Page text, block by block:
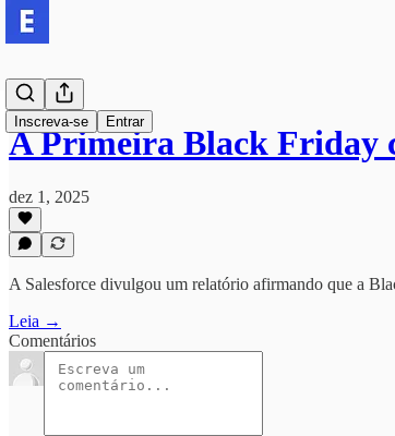
Inscreva-se Entrar
A Primeira Black Friday
dez 1, 2025
A Salesforce divulgou um relatório afirmando que a
Leia →
Comentários